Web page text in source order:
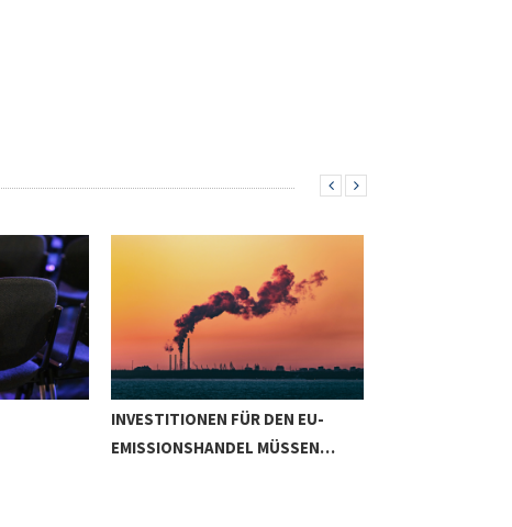
INVESTITIONEN FÜR DEN EU-
EMISSIONSHANDEL MÜSSEN…